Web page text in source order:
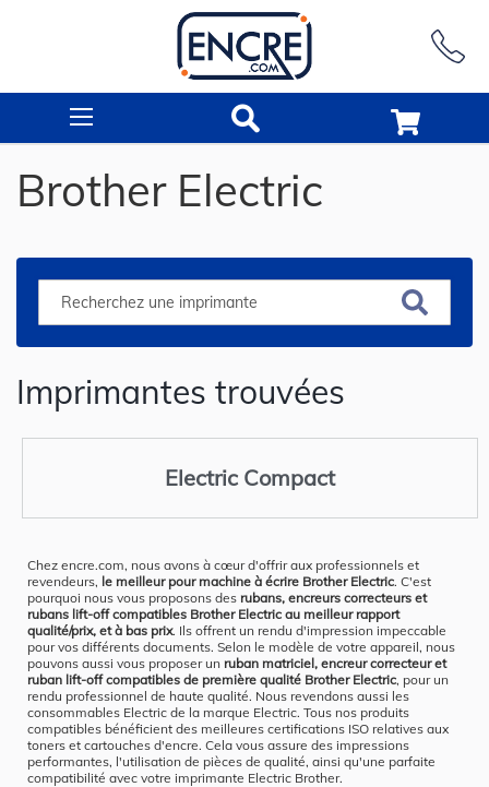
Brother Electric
Imprimantes trouvées
Electric Compact
Chez encre.com, nous avons à cœur d'offrir aux professionnels et
revendeurs, le meilleur pour machine à écrire Brother Electric. C'est
pourquoi nous vous proposons des rubans, encreurs correcteurs et
rubans lift-off compatibles Brother Electric au meilleur rapport
qualité/prix, et à bas prix. Ils offrent un rendu d'impression impeccable
pour vos différents documents. Selon le modèle de votre appareil, nous
pouvons aussi vous proposer un ruban matriciel, encreur correcteur et
ruban lift-off compatibles de première qualité Brother Electric, pour un
rendu professionnel de haute qualité. Nous revendons aussi les
consommables Electric de la marque Electric. Tous nos produits
compatibles bénéficient des meilleures certifications ISO relatives aux
toners et cartouches d'encre. Cela vous assure des impressions
performantes, l'utilisation de pièces de qualité, ainsi qu'une parfaite
compatibilité avec votre imprimante Electric Brother.